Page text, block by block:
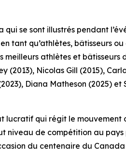
se sont illustrés pendant
qu’athlètes, bâtisseurs
athlètes et
Nicolas Gill (2015),
Diana Matheson (2025) et
lucratif qui régit le mouvement
niveau de compétition au
du centenaire du